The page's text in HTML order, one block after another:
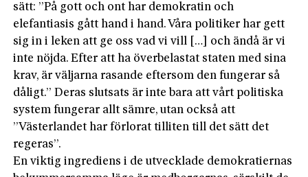
sätt: ”På gott och ont har demokratin och
elefantiasis gått hand i hand. Våra politiker har gett
sig in i leken att ge oss vad vi vill […] och ändå är vi
inte nöjda. Efter att ha överbelastat staten med sina
krav, är väljarna rasande eftersom den fungerar så
dåligt.” Deras slutsats är inte bara att vårt politiska
system fungerar allt sämre, utan också att
”Västerlandet har förlorat tilliten till det sätt det
regeras”.
En viktig ingrediens i de utvecklade demokratiernas